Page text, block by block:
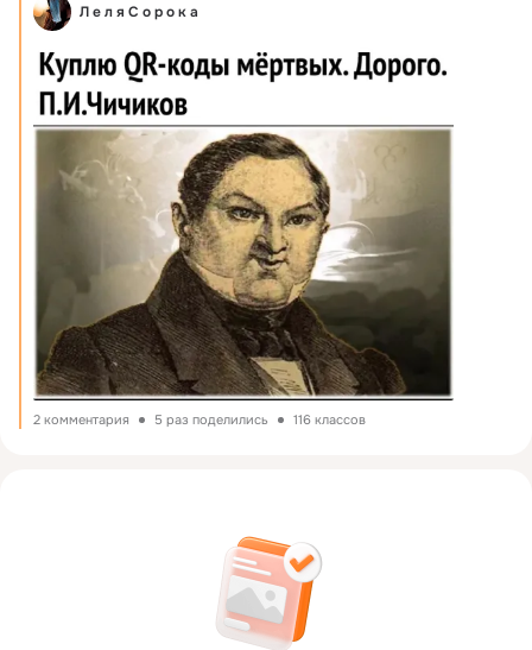
Л е л я С о р о к а
2 комментария 5 раз поделились 116 классов